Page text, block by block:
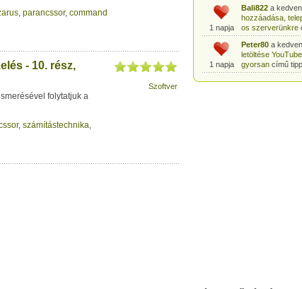
, parancssor, command
- 10. rész,
folytatjuk a
, számítástechnika,
Szoftver
1 napja
Bali822a
hozzáadása,
os szerverünkre
1 napja
Peter80a
letöltése
gyorsancímű
Heni77a